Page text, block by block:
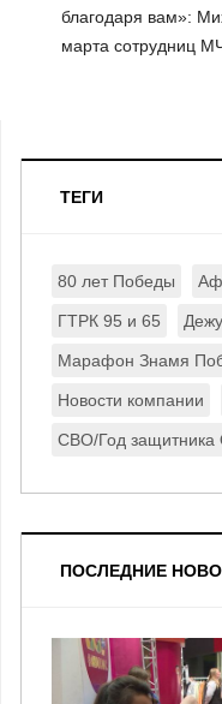
благодаря вам»:
марта сотрудниц
ТЕГИ
80 лет Победы
ГТРК 95 и 65
Марафон Знамя
Новости компании
СВО/Год защитника
ПОСЛЕДНИЕ